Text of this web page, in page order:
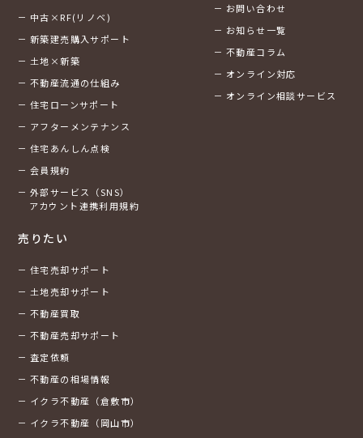
中古×RF(リノベ)
新築建売購入サポート
土地×新築
不動産流通の仕組み
住宅ローンサポート
アフターメンテナンス
住宅あんしん点検
会員規約
外部サービス（SNS）
アカウント連携利用規約
売りたい
住宅売却サポート
土地売却サポート
不動産買取
不動産売却サポート
査定依頼
不動産の相場情報
イクラ不動産（倉敷市）
イクラ不動産（岡山市）
お問い合わせ
お知らせ一覧
不動産コラム
オンライン対応
オンライン相談サービス